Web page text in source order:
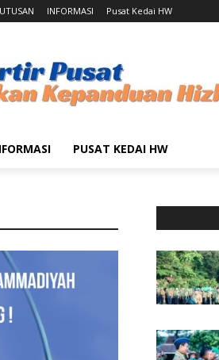
INFORMASI Pusat Kedai HW
PUSAT KEDAI HW